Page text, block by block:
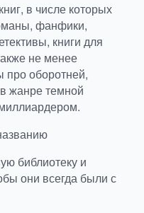
в числе которых
фанфики,
книги для
не менее
оборотней,
жанре темной
библиотеку и
они всегда были с